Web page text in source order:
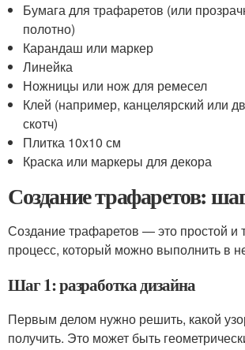
Бумага для трафаретов (или
полотно)
Карандаш или маркер
Линейка
Ножницы или нож для ремесел
Клей (например, канцелярский или
скотч)
Плитка 10х10 см
Краска или маркеры для декора
Создание трафаретов:
Создание трафаретов — это простой и
процесс, который можно выполнить в
Шаг 1: разработка дизайна
Первым делом нужно решить, какой
получить. Это может быть